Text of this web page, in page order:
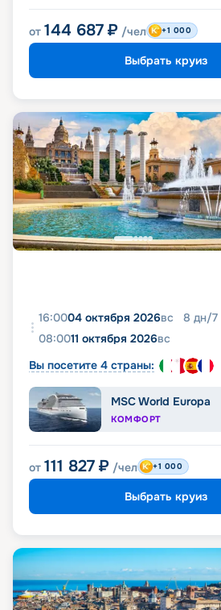
от 144 687 ₽ /чел +1 000
Выбрать круиз
16:0004 октября 2026вс 8 дн/7
08:0011 октября 2026вс
Вы посетите 4 страны:
MSC World Europa
КОМФОРТ
от 111 827 ₽ /чел +1 000
Выбрать круиз